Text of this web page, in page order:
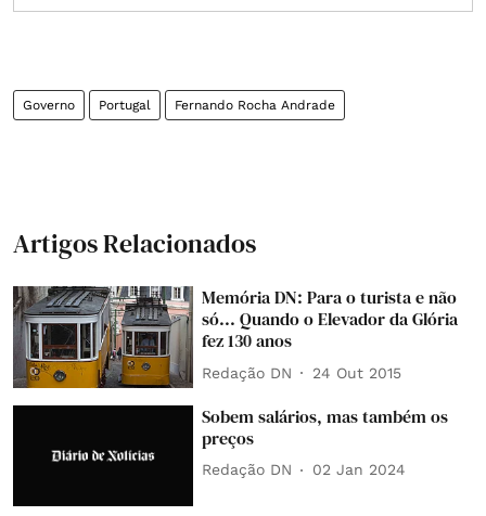
Governo Portugal Fernando Rocha Andrade
Artigos Relacionados
Memória DN: Para o turista e não
só... Quando o Elevador da Glória
fez 130 anos
Redação DN 24 Out 2015
Sobem salários, mas também os
preços
Redação DN 02 Jan 2024